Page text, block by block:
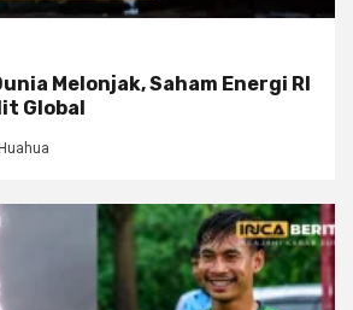
Melonjak, Saham Energi RI
Global